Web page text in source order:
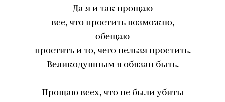
Да я и так прощаю
все, что простить возможно,
обещаю
простить и то, чего нельзя простить.
Великодушным я обязан быть.
Прощаю всех, что не были убиты